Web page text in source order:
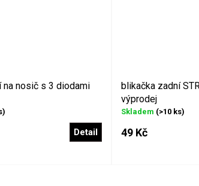
na nosič s 3 diodami
Detail
blikačka zadní
výprodej
Skladem (>10 ks)
49 Kč